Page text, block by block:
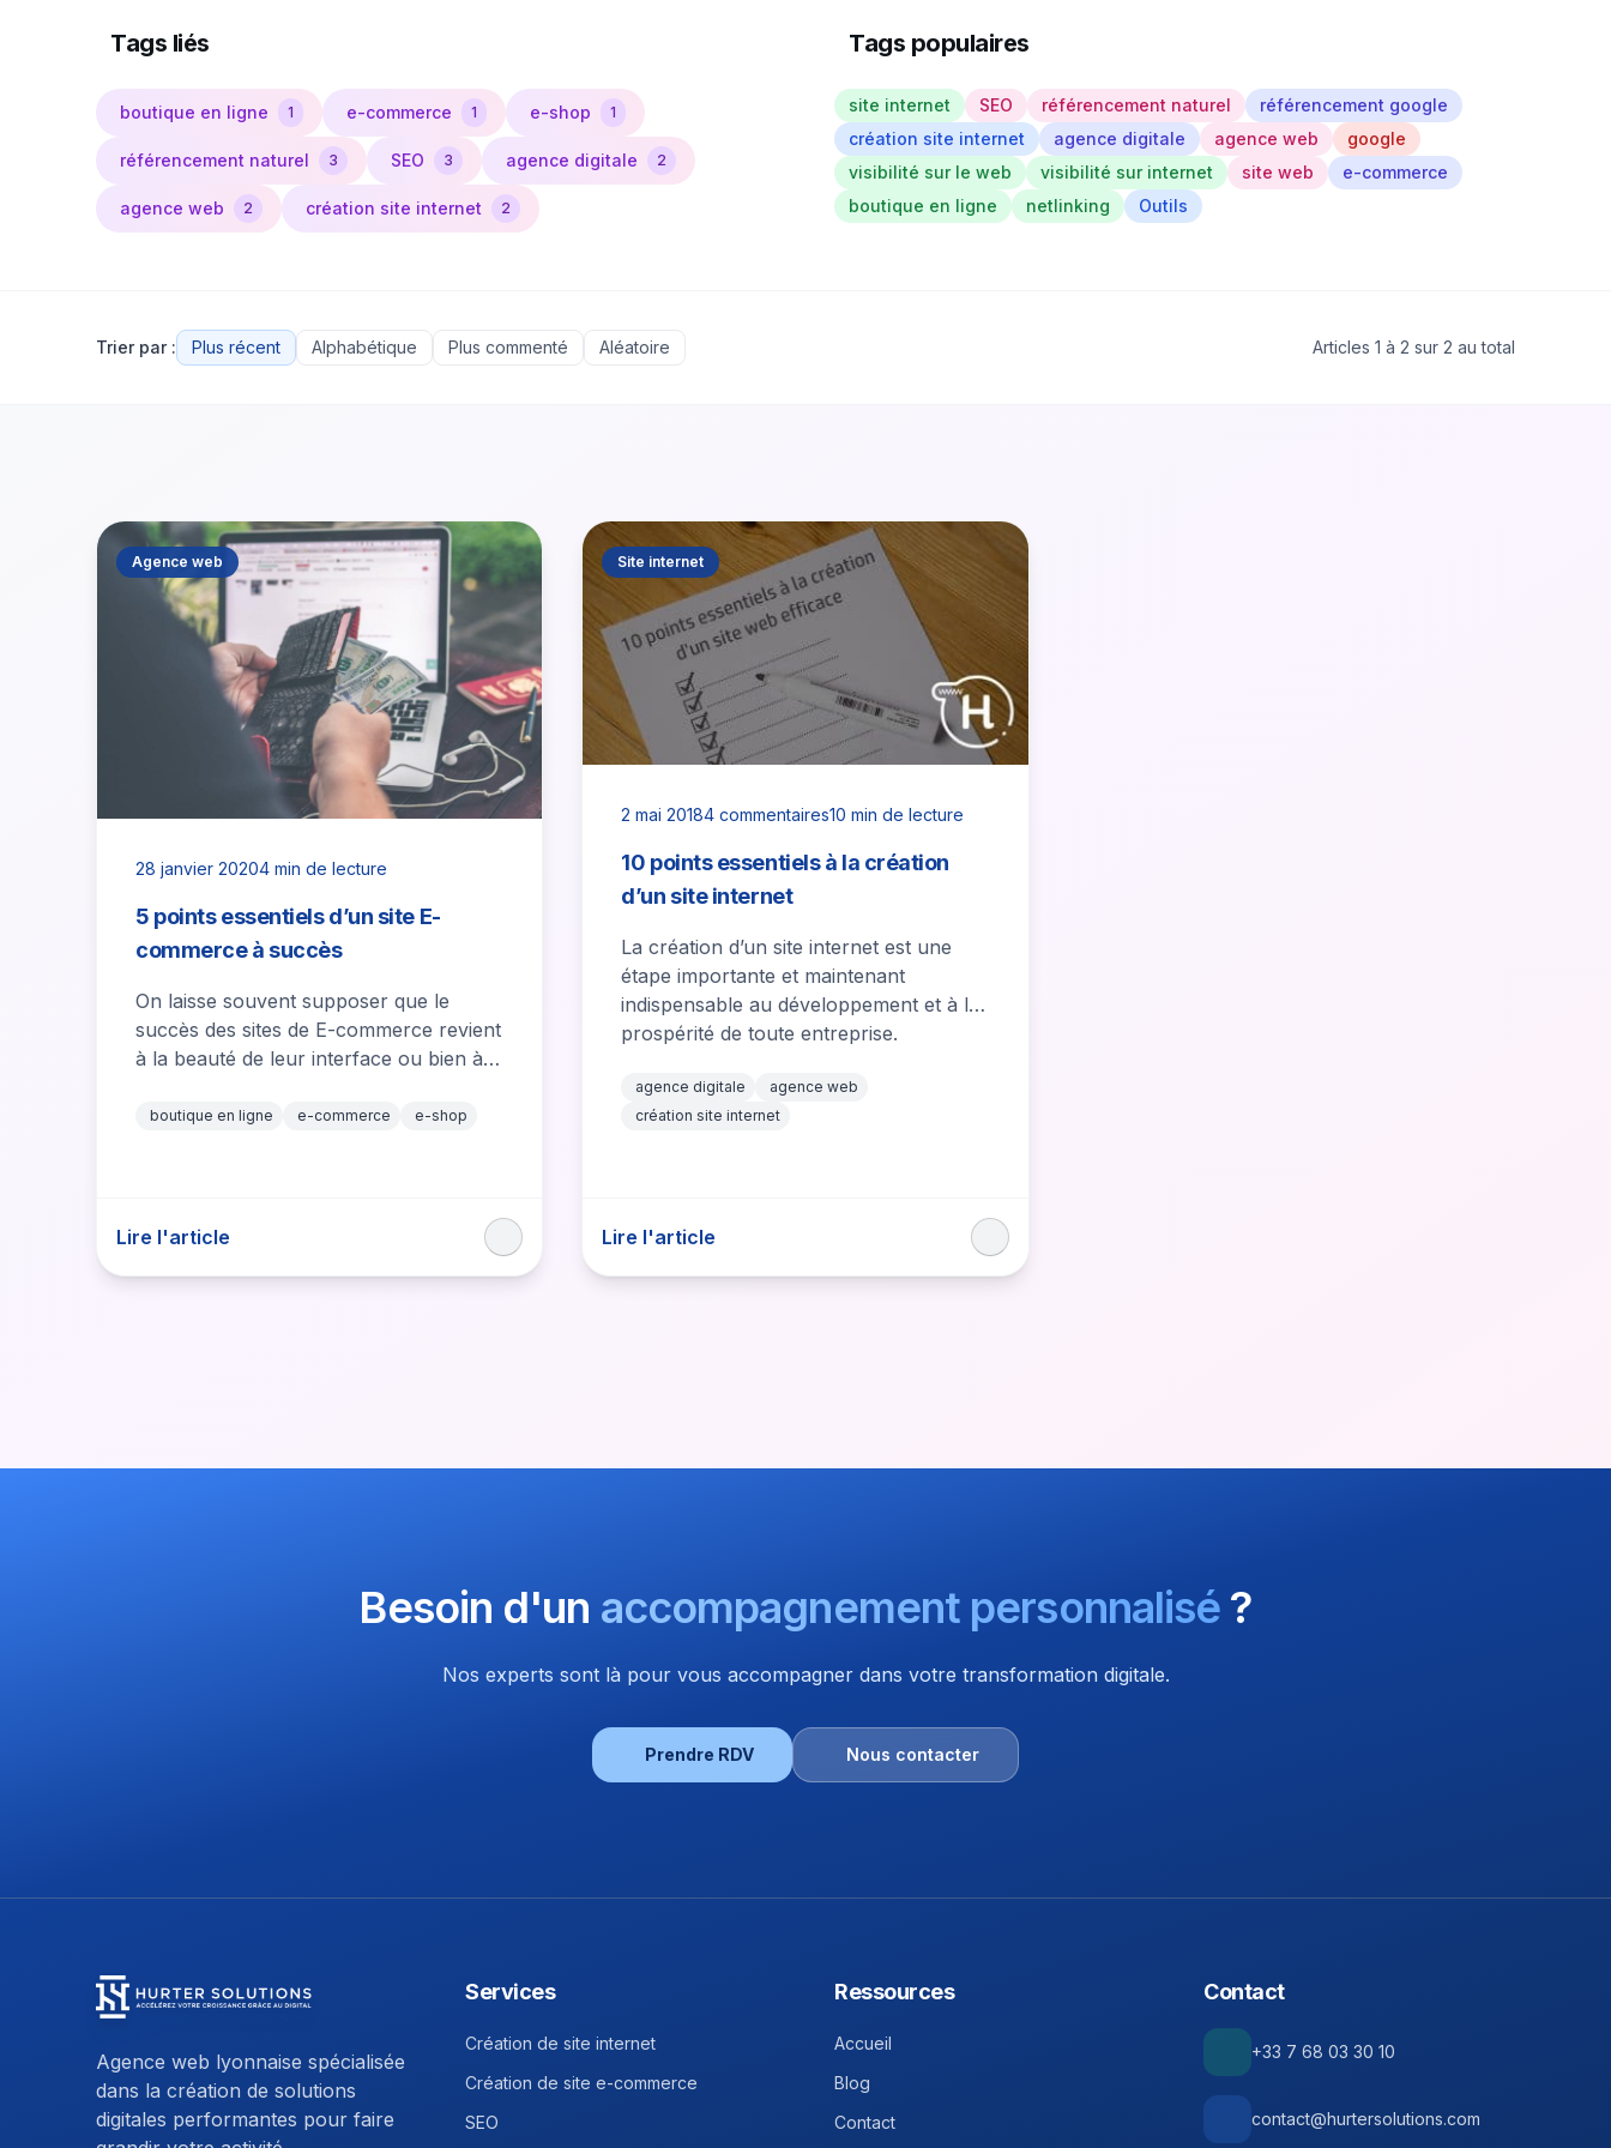
Tags liés
boutique en ligne 1 e-commerce 1 e-shop 1
référencement naturel 3 SEO 3 agence digitale 2
agence web 2 création site internet 2
Tags populaires
site internet SEO référencement naturel
référencement google
création site internet
agence digitale agence web
google
visibilité sur le web
visibilité sur internet site web
e-commerce
boutique en ligne
netlinking Outils
Trier par : Plus récent Alphabétique Plus commenté Aléatoire Articles 1 à 2 sur 2 au total
Agence web
28 janvier 20204 min de lecture
5 points essentiels d’un site E-
commerce à succès
On laisse souvent supposer que le
succès des sites de E-commerce revient
à la beauté de leur interface ou bien à
cependant,…
boutique en ligne e-commerce e-shop
Lire l'article
Site internet
2 mai 20184 commentaires10 min de lecture
10 points essentiels à la création
d’un site internet
La création d’un site internet est une
étape importante et maintenant
indispensable au développement et à la
prospérité de toute entreprise.
agence digitale
agence web
création site internet
Lire l'article
Besoin d'un accompagnement personnalisé ?
Nos experts sont là pour vous accompagner dans votre transformation digitale.
Prendre RDV Nous contacter
Agence web lyonnaise spécialisée
dans la création de solutions
digitales performantes pour faire
Services
Création de site internet
Création de site e-commerce
SEO
Ressources
Accueil
Blog
Contact
Contact
+33 7 68 03 30 10
contact@hurtersolutions.com